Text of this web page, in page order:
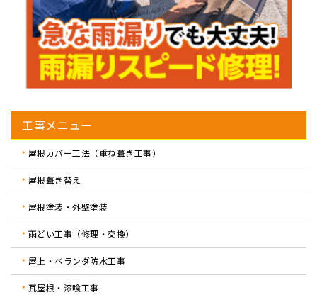
工事メニュー
屋根カバー工法（重ね葺き工事）
屋根葺き替え
屋根塗装・外壁塗装
雨どい工事（修理・交換）
屋上・ベランダ防水工事
瓦屋根・漆喰工事